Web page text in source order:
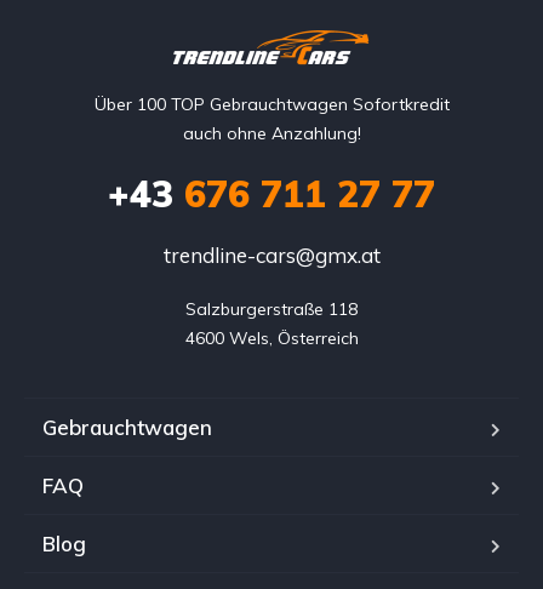
Über 100 TOP Gebrauchtwagen Sofortkredit
auch ohne Anzahlung!
+43 676 711 27 77
trendline-cars@gmx.at
Salzburgerstraße 118
4600 Wels, Österreich
Gebrauchtwagen
FAQ
Blog